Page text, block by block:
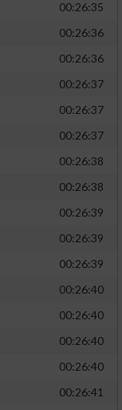
00:26:35
00:26:36
00:26:36
00:26:37
00:26:37
00:26:37
00:26:38
00:26:38
00:26:39
00:26:39
00:26:39
00:26:40
00:26:40
00:26:40
00:26:40
00:26:41